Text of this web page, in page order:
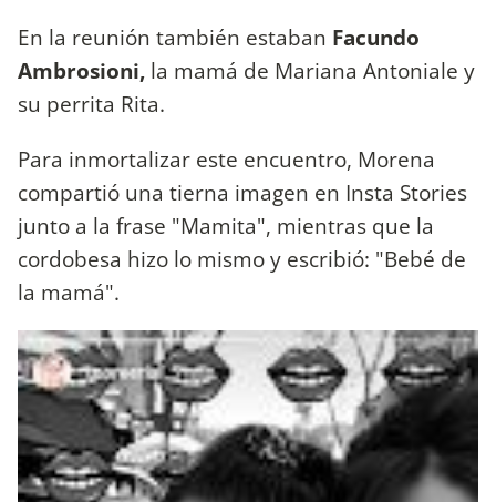
En la reunión también estaban Facundo
Ambrosioni, la mamá de Mariana Antoniale y
su perrita Rita.
Para inmortalizar este encuentro, Morena
compartió una tierna imagen en Insta Stories
junto a la frase "Mamita", mientras que la
cordobesa hizo lo mismo y escribió: "Bebé de
la mamá".